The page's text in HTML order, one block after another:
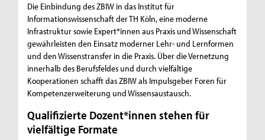
Die Einbindung des ZBIW in das Institut für
Informationswissenschaft der TH Köln, eine moderne
Infrastruktur sowie Expert*innen aus Praxis und Wissenschaft
gewährleisten den Einsatz moderner Lehr- und Lernformen
und den Wissenstransfer in die Praxis. Über die Vernetzung
innerhalb des Berufsfeldes und durch vielfältige
Kooperationen schafft das ZBIW als Impulsgeber Foren für
Kompetenzerweiterung und Wissensaustausch.
Qualifizierte Dozent*innen stehen für
vielfältige Formate